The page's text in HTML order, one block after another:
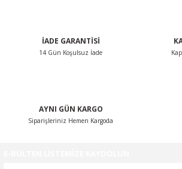
İADE GARANTİSİ
14 Gün Koşulsuz İade
AYNI GÜN KARGO
Siparişleriniz Hemen Kargoda